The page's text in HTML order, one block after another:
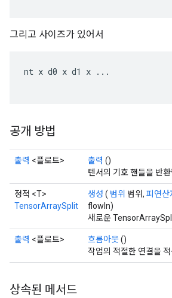
그리고 사이즈가 있어서
nt x d0 x d1 x ...
공개 방법
출력 <플로트> 출력 ()
텐서의 기호 핸들을 반환
정적 <T>
TensorArraySplit
생성 ( 범위 범위, 피연산
flowIn)
새로운
출력 <플로트> 흐름아웃()
작업의 적절한 연결을
상속된 메서드